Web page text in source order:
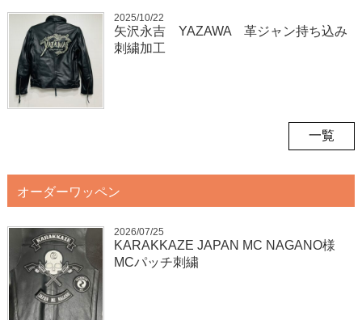
2025/10/22
矢沢永吉 YAZAWA 革ジャン持ち込み
刺繍加工
一覧
オーダーワッペン
2026/07/25
KARAKKAZE JAPAN MC NAGANO様
MCパッチ刺繍